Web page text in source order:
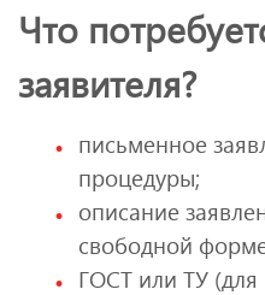
Что
заявителя?
письменное
процедуры;
описание
свободной
ГОСТ или ТУ (для